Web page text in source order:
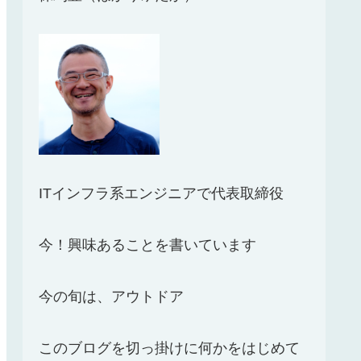
ITインフラ系エンジニアで代表取締役
今！興味あることを書いています
今の旬は、アウトドア
このブログを切っ掛けに何かをはじめて